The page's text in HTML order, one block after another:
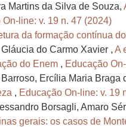
Martins da Silva de Souza,
On-line: v. 19 n. 47 (2024)
da formação contínua
do Carmo Xavier , A
do Enem , Educação
Ercília Maria Braga
, Educação On-line: v. 19
Borsagli, Amaro
gerais: os casos de